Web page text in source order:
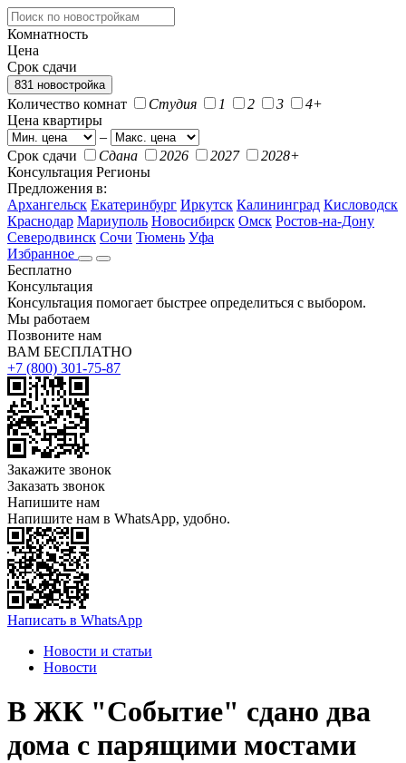
Комнатность
Цена
Срок сдачи
831 новостройка
Количество комнат Студия 1 2 3
4+
Цена квартиры
–
Срок сдачи
Сдана 2026 2027
2028+
Консультация Регионы
Предложения в:
Архангельск Екатеринбург Иркутск Калининград Кисловодск
Краснодар Мариуполь Новосибирск Омск Ростов-на-Дону
Северодвинск Сочи Тюмень Уфа
Избранное
Бесплатно
Консультация
Консультация помогает быстрее определиться с выбором.
Мы работаем
Позвоните нам
ВАМ БЕСПЛАТНО
+7 (800) 301-75-87
Закажите звонок
Заказать звонок
Напишите нам
Напишите нам в WhatsApp, удобно.
Написать в WhatsApp
Новости и статьи
Новости
В ЖК "Событие" сдано два
дома с парящими мостами